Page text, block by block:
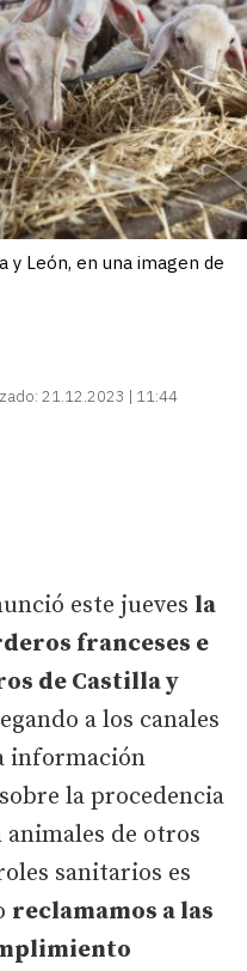
y León, en una imagen de
21.12.2023 | 11:44
este jueves la
franceses e
de Castilla y
a los canales
información
la procedencia
animales de otros
sanitarios es
reclamamos a las